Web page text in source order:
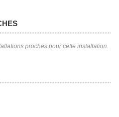
proches pour cette installation.